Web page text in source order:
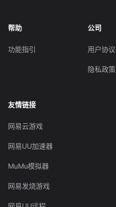
帮助
功能指引
公司
用户协议
隐私政策
友情链接
网易云游戏
网易UU加速器
MuMu模拟器
网易发烧游戏